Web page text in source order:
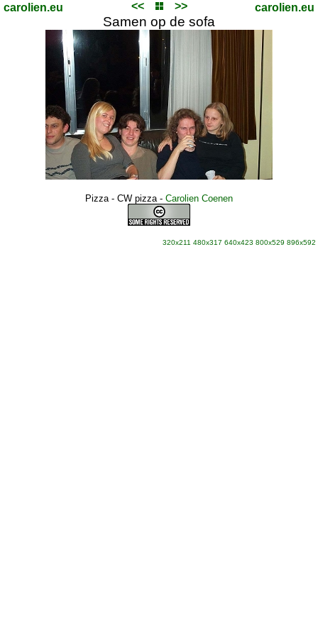
carolien.eu << >> carolien.eu
Samen op de sofa
Pizza - CW pizza- Carolien Coenen
320x211 480x317 640x423 800x529 896x592